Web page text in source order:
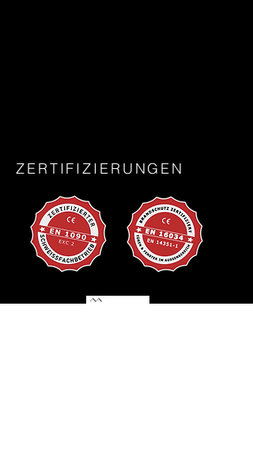
ZERTIFIZIERUNGEN